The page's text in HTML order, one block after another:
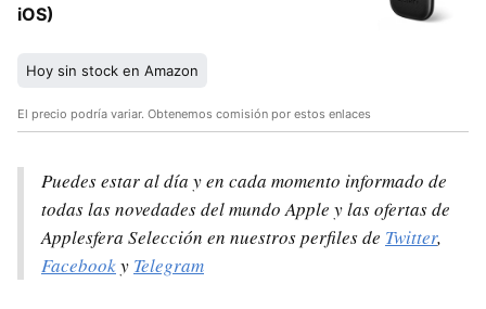
iOS)
Hoy sin stock en Amazon
El precio podría variar. Obtenemos comisión por estos enlaces
Puedes estar al día y en cada momento informado de
todas las novedades del mundo Apple y las ofertas de
Applesfera Selección en nuestros perfiles de Twitter,
Facebooky Telegram